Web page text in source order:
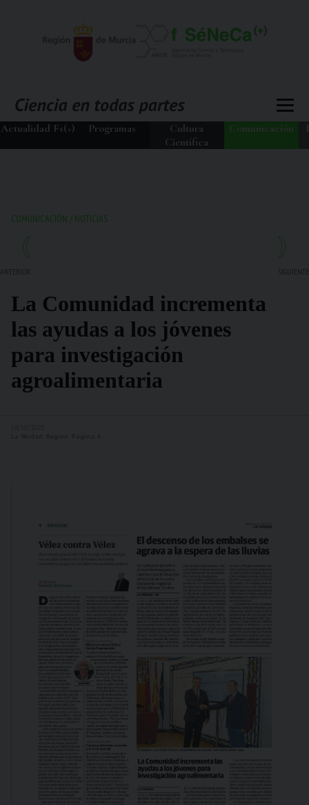
Actualidad Fs(+) Programas
Cultura
Científica
Comunicación
COMUNICACIÓN / NOTICIAS
La Comunidad incrementa
las ayudas a los jóvenes
para investigación
agroalimentaria